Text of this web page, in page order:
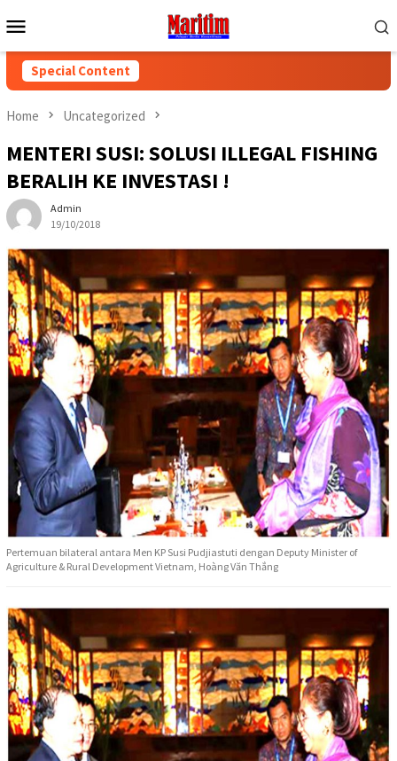
to
Menu
Special Content
Home Uncategorized
MENTERI SUSI: SOLUSI ILLEGAL FISHING
BERALIH KE INVESTASI !
Admin
19/10/2018
Pertemuan bilateral antara Men KP Susi Pudjiastuti dengan Deputy Minister of
Agriculture & Rural Development Vietnam, Hoàng Văn Thắng